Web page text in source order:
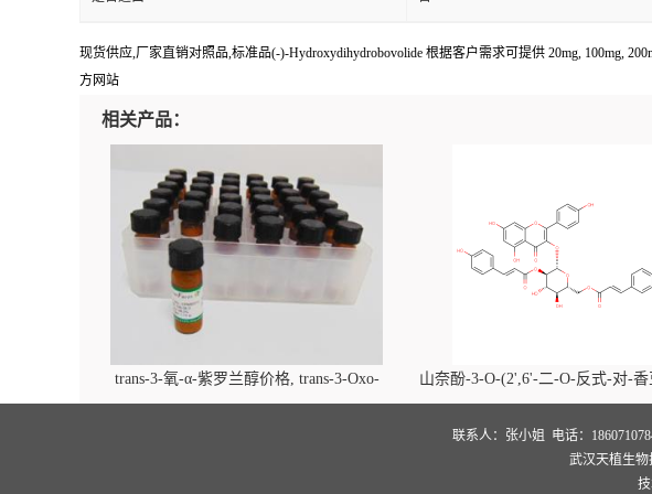
现货供应,厂家直销对照品,标准品(-)-Hydroxydihydrobovolide 根据客户需求可提供 20mg, 100mg,
方网站
相关产品：
trans-3-氧-α-紫罗兰醇价格, trans-3-Oxo-
alpha-ionol对照品, CAS号:896107-70-3
山奈酚-3-O-(2',6'-二-O-反式-对-
beta-D-吡喃葡萄糖苷价格,
(2',6'-di-O-trans-p-coumaroyl)-
glucopyranoside对照品, CAS号
联系人：张小姐 电话：
武汉天植生物